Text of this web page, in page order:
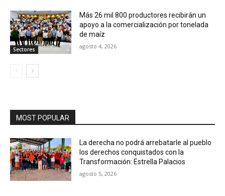
Sectores
Más 26 mil 800 productores recibirán un
apoyo a la comercialización por tonelada
de maíz
agosto 4, 2026
MOST POPULAR
La derecha no podrá arrebatarle al pueblo
los derechos conquistados con la
Transformación: Estrella Palacios
agosto 5, 2026